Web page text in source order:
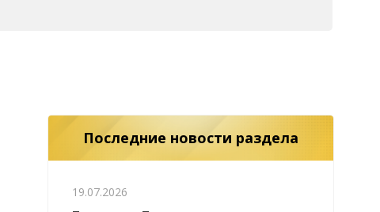
Последние новости раздела
19.07.2026